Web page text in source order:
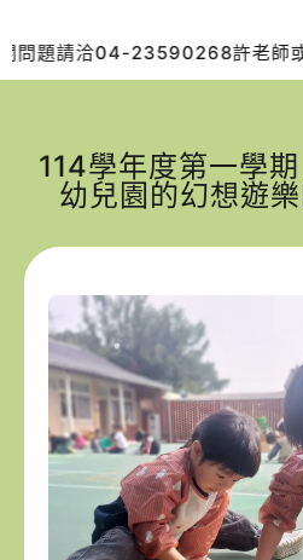
23590268許老師或蘇老師。」
114學年度第一學
幼兒園的幻想遊樂